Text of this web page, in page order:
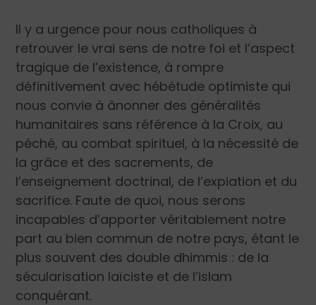
Il y a urgence pour nous catholiques à
retrouver le vrai sens de notre foi et l’aspect
tragique de l’existence, à rompre
définitivement avec hébétude optimiste qui
nous convie à ânonner des généralités
humanitaires sans référence à la Croix, au
péché, au combat spirituel, à la nécessité de
la grâce et des sacrements, de
l’enseignement doctrinal, de l’expiation et du
sacrifice. Faute de quoi, nous serons
incapables d’apporter véritablement notre
part au bien commun de notre pays, étant le
plus souvent des double dhimmis : de la
sécularisation laïciste et de l’islam
conquérant.